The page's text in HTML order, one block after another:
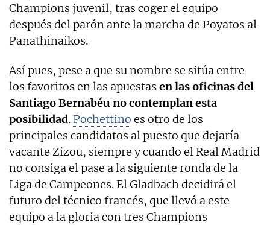
Champions juvenil, tras coger el equipo
después del parón ante la marcha de Poyatos al
Panathinaikos.
Así pues, pese a que su nombre se sitúa entre
los favoritos en las apuestas en las oficinas del
Santiago Bernabéu no contemplan esta
posibilidad. Pochettino es otro de los
principales candidatos al puesto que dejaría
vacante Zizou, siempre y cuando el Real Madrid
no consiga el pase a la siguiente ronda de la
Liga de Campeones. El Gladbach decidirá el
futuro del técnico francés, que llevó a este
equipo a la gloria con tres Champions